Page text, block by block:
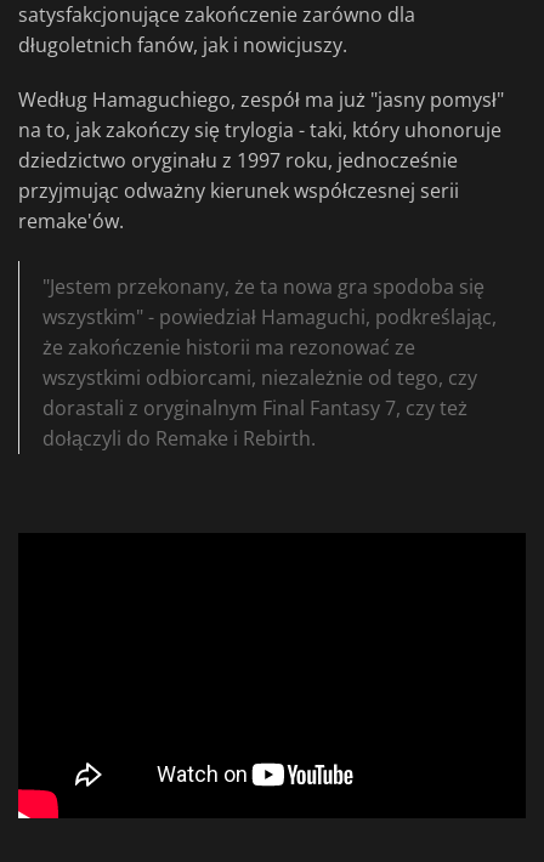
satysfakcjonujące zakończenie zarówno dla
długoletnich fanów, jak i nowicjuszy.
Według Hamaguchiego, zespół ma już "jasny pomysł"
na to, jak zakończy się trylogia - taki, który uhonoruje
dziedzictwo oryginału z 1997 roku, jednocześnie
przyjmując odważny kierunek współczesnej serii
remake'ów.
"Jestem przekonany, że ta nowa gra spodoba się
wszystkim" - powiedział Hamaguchi, podkreślając,
że zakończenie historii ma rezonować ze
wszystkimi odbiorcami, niezależnie od tego, czy
dorastali z oryginalnym Final Fantasy 7, czy też
dołączyli do Remake i Rebirth.